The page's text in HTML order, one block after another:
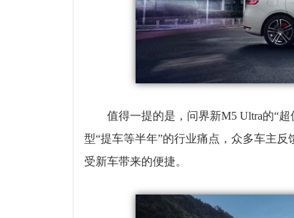
值得一提的是，问界新M5 Ultra的“
型“提车等半年”的行业痛点，众多车主
受新车带来的便捷。